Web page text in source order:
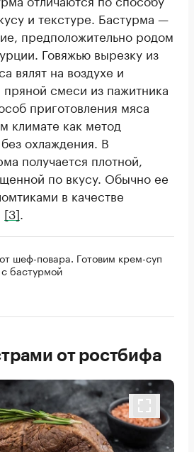
и текстуре. Бастурма —
предположительно родом
Говяжью вырезку из
вялят на воздухе и
смеси из пажитника
приготовления мяса
климате как метод
охлаждения. В
получается плотной,
по вкусу. Обычно ее
в качестве
[3]
шеф-повара. Готовим крем-суп
бастурмой
от ростбифа